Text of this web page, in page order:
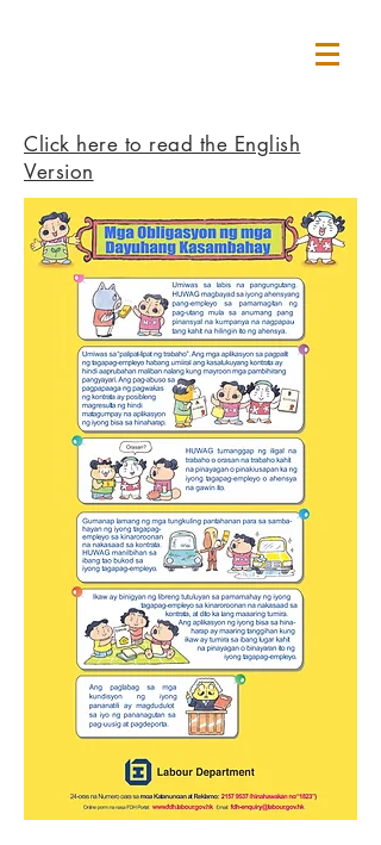
Click here to read the English
Version